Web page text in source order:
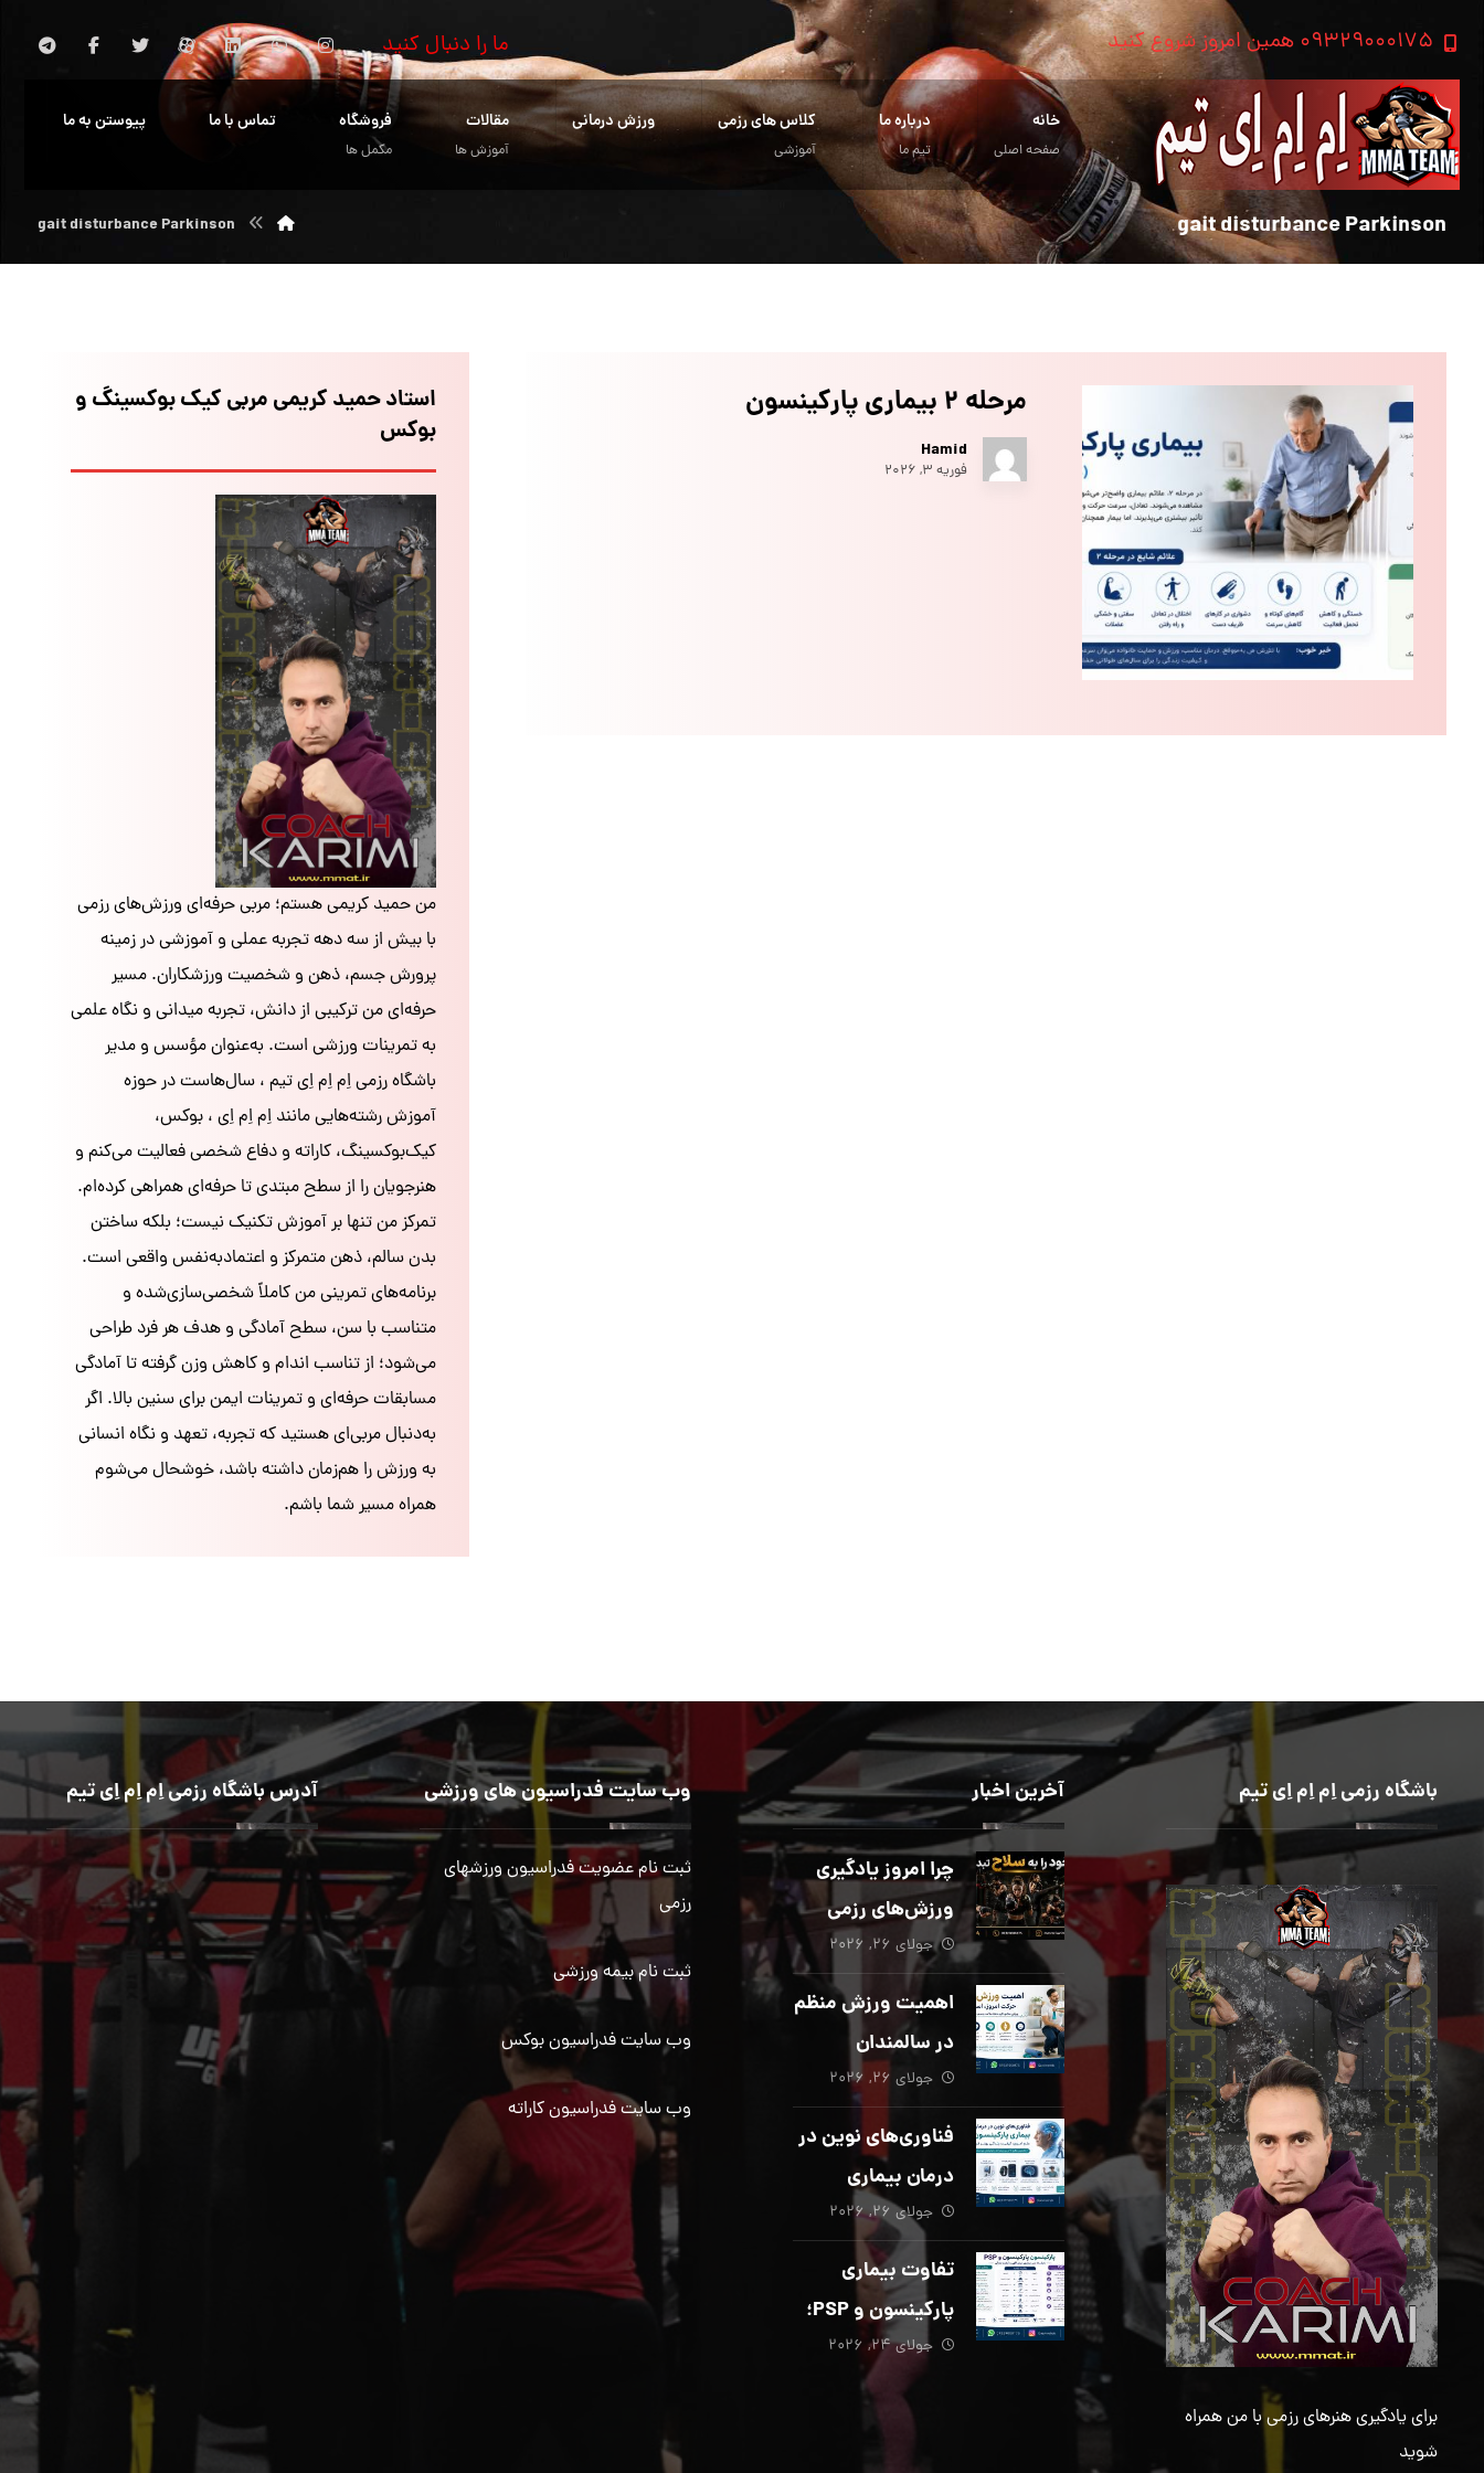
۰۹۳۲۹۰۰۰۱۷۵ همین امروز شروع کنید ما را دنبال کنید
خانه
صفحه اصلی
درباره ما
تیم ما
کلاس های رزمی
آموزشی
ورزش درمانی مقالات
آموزش ها
فروشگاه
مکمل ها
تماس با ما پیوستن به ما
gait disturbance Parkinson
gait disturbance Parkinson
مرحله ۲ بیماری پارکینسون
Hamid
فوریه ۳, ۲۰۲۶
استاد حمید کریمی مربی کیک بوکسینگ و
بوکس
من حمید کریمی هستم؛ مربی حرفه‌ای ورزش‌های رزمی
با بیش از سه دهه تجربه عملی و آموزشی در زمینه
پرورش جسم، ذهن و شخصیت ورزشکاران. مسیر
حرفه‌ای من ترکیبی از دانش، تجربه میدانی و نگاه علمی
به تمرینات ورزشی است. به‌عنوان مؤسس و مدیر
باشگاه رزمی اِم اِم اِی تیم ، سال‌هاست در حوزه
آموزش رشته‌هایی مانند اِم اِم اِی ، بوکس،
کیک‌بوکسینگ، کاراته و دفاع شخصی فعالیت می‌کنم و
هنرجویان را از سطح مبتدی تا حرفه‌ای همراهی کرده‌ام.
تمرکز من تنها بر آموزش تکنیک نیست؛ بلکه ساختن
بدن سالم، ذهن متمرکز و اعتمادبه‌نفس واقعی است.
برنامه‌های تمرینی من کاملاً شخصی‌سازی‌شده و
متناسب با سن، سطح آمادگی و هدف هر فرد طراحی
می‌شود؛ از تناسب اندام و کاهش وزن گرفته تا آمادگی
مسابقات حرفه‌ای و تمرینات ایمن برای سنین بالا. اگر
به‌دنبال مربی‌ای هستید که تجربه، تعهد و نگاه انسانی
به ورزش را هم‌زمان داشته باشد، خوشحال می‌شوم
همراه مسیر شما باشم.
باشگاه رزمی اِم اِم اِی تیم
برای یادگیری هنرهای رزمی با من همراه
شوید
آخرین اخبار
چرا امروز یادگیری
ورزش‌های رزمی
بیش از هر زمان
دیگری ضروری
است؟
جولای ۲۶, ۲۰۲۶
اهمیت ورزش منظم
در سالمندان
جولای ۲۶, ۲۰۲۶
فناوری‌های نوین در
درمان بیماری
پارکینسون؛ از هوش
مصنوعی تا تحریک
عمقی مغز
جولای ۲۶, ۲۰۲۶
تفاوت بیماری
پارکینسون و PSP؛
از تشخیص تا
توانبخشی تخصصی
در منزل_بخش پنجم
جولای ۲۴, ۲۰۲۶
وب سایت فدراسیون های ورزشی
ثبت نام عضویت فدراسیون ورزشهای
رزمی
ثبت نام بیمه ورزشی
وب سایت فدراسیون بوکس
وب سایت فدراسیون کاراته
آدرس باشگاه رزمی اِم اِم اِی تیم